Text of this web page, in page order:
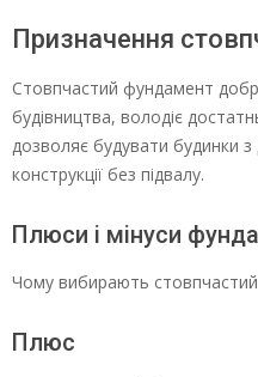
Призначення
Стовпчастий фундамент
будівництва, володіє
дозволяє будувати будинки з
конструкції без підвалу.
Плюси і мінуси
Чому вибирають
Плюс